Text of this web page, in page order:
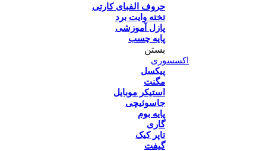
حروف الفبای کارتی
تخته وایت برد
پازل آموزشی
پایه چسب
بستن
اکسسوری
پیکسل
مگنت
استیکر موبایل
جاسوئیچی
پایه بوم
گاری
تاپر کیک
گیفت